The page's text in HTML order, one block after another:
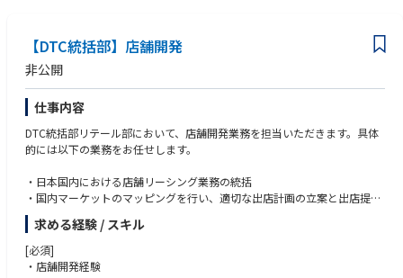
の窓口を統一ブランドの窓口を統一
・産地をテーマにした自主企画(職人との対話会、素材展、他産地ブランド
とのコラボ等)を立ち上げる
・年間のマーケティングカレンダーをご自身で設計・運用
【2〜3年】
店舗を拠点にしながらも、店舗を超えたSASAKIブランド全体の対外発信を
担っていただきます。
・ブランドストーリー・クリエイティブ・ディレクションへの関与
・店頭は引き続き運営しつつ、Optiq TailorをSASAKIブランドのフラッグ
シップとして磨き上げる
産地で培った「商品と顧客を結ぶ言葉」を持った発信者は一般的なマーケ
ティング人材の中でも極めて希少であり、3年積んだ経験は次のキャリア
においても活かしていただけます。
・新商品については、約5〜6ヶ月前から商品開発部へ企画インプット
・試作、量産可否を踏まえた現実的な企画調整や、工場、生産制約を理解
した上での企画設計
※製造、量産工程は商品開発部が主導、MDは「企画と設計」に集中する
役割
③売場設計・販促設計
・新商品導入時の売場レイアウト案の企画・設計
・営業部販促チーム／社内デザイナー（約3名）／外部デザイナーとの協
働
・毎週店舗向けに配信される「案内文」への商品導入内容の落とし込み
・SV・営業部門への新商品情報整理・展開
※販促物の制作実務は別部隊
※本ポジションは企画・設計・ディレクションが中心
【DTC統括部】店舗開発
非公開
仕事内容
DTC統括部リテール部において、店舗開発業務を担当いただきます。具体
的には以下の業務をお任せします。
・日本国内における店舗リーシング業務の統括
・国内マーケットのマッピングを行い、適切な出店計画の立案と出店提案
の作成
・持続的かつ収益性の高い成長（Sustainable Profitable Growth）を実現
するための店舗契約管理
・中期経営計画に基づく成長プラン（Growth Plan）の策定と実行
求める経験 / スキル
[必須]
・店舗開発経験